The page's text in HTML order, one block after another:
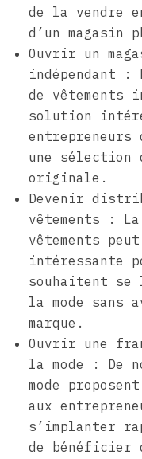
de la vendre
d’un magasin
Ouvrir un
indépendant :
de vêtements
solution
entrepreneurs
une sélection
originale.
Devenir
vêtements :
vêtements
intéressante
souhaitent se
la mode sans
marque.
Ouvrir une
la mode : De
mode
aux
s’implanter
de bénéficier